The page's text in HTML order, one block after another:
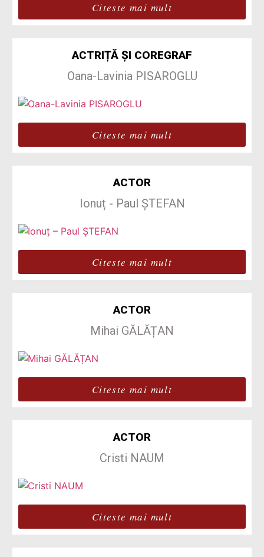
Citeste mai mult
ACTRIȚĂ ȘI COREGRAF
Oana-Lavinia PISAROGLU
Citeste mai mult
ACTOR
Ionuț - Paul ȘTEFAN
Citeste mai mult
ACTOR
Mihai GĂLĂȚAN
Citeste mai mult
ACTOR
Cristi NAUM
Citeste mai mult